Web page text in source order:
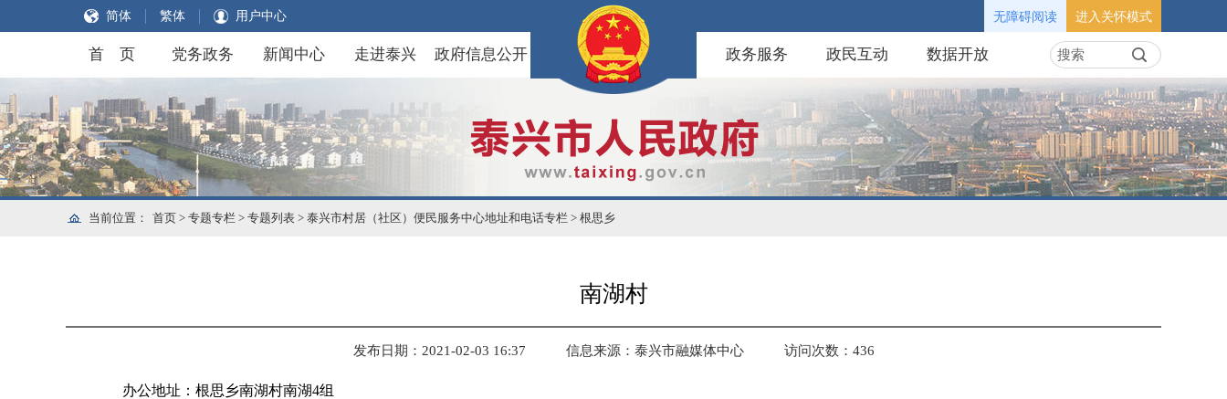
简体 繁体 用户中心 无障碍阅读 进入关怀模式
首 页 党务政务 新闻中心 走进泰兴 政府信息公开 政务服务 政民互动 数据开放
当前位置： 首页 > 专题专栏 > 专题列表 > 泰兴市村居（社区）便民服务中心地址和电话专栏 > 根思乡
南湖村
发布日期：2021-02-03 16:37 信息来源：泰兴市融媒体中心 访问次数： 436
办公地址：根思乡南湖村南湖4组